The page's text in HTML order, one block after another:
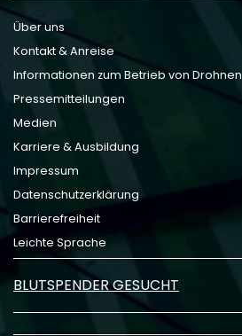
Über uns
Kontakt & Anreise
Informationen zum Betrieb von Drohnen
Pressemitteilungen
Medien
Karriere & Ausbildung
Impressum
Datenschutzerklärung
Barrierefreiheit
Leichte Sprache
BLUTSPENDER GESUCHT